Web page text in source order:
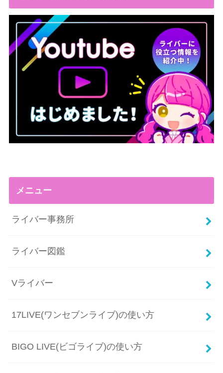
メニュー
ライバー事務所
ライバー図鑑
Vライバー
17LIVE(ワンセブンライブ)の使い方
BIGO LIVE(ビゴライブ)の使い方